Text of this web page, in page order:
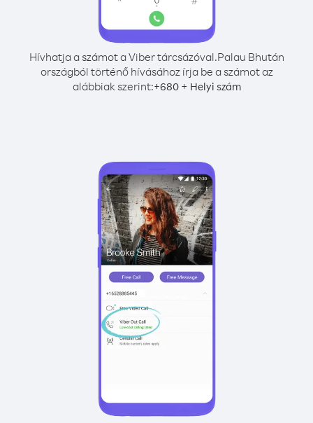
Hívhatja a számot a Viber tárcsázóval.Palau Bhután
országból történő hívásához írja be a számot az
alábbiak szerint:+680+ Helyi szám